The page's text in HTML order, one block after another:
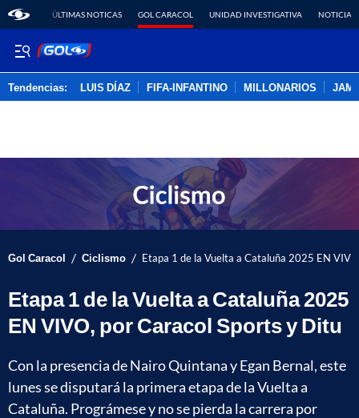
ÚLTIMAS NOTICAS GOL CARACOL UNIDAD INVESTIGATIVA NOTICIAS
Tendencias: LUIS DÍAZ FIFA-INFANTINO MILLONARIOS
Gol Caracol / Ciclismo / Etapa 1 de la Vuelta a Cataluña 2025 EN
Etapa 1 de la Vuelta a Cataluña 2025
EN VIVO, por Caracol Sports y Ditu
Con la presencia de Nairo Quintana y Egan Bernal, este
lunes se disputará la primera etapa de la Vuelta a
Cataluña. Prográmese y no se pierda la carrera por